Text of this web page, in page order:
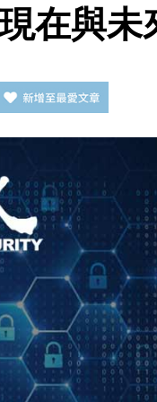
在與未
Email